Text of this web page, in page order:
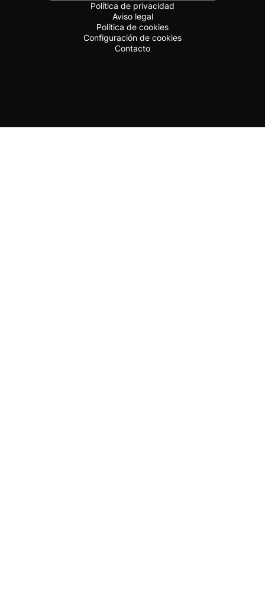
Política de privacidad
Aviso legal
Política de cookies
Configuración de cookies
Contacto